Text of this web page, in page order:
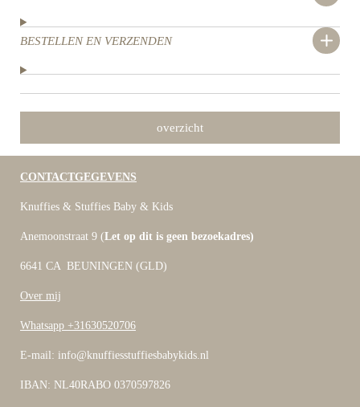
BESTELLEN EN VERZENDEN
overzicht
CONTACTGEGEVENS
Knuffies & Stuffies Baby & Kids
Anemoonstraat 9 (Let op dit is geen bezoekadres)
6641 CA BEUNINGEN (GLD)
Over mij
Whatsapp +31630520706
E-mail: info@knuffiesstuffiesbabykids.nl
IBAN: NL40RABO 0370597826